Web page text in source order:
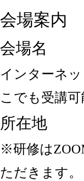
会場案内
会場名
インターネ
こでも受講
所在地
※研修は
ただきます。